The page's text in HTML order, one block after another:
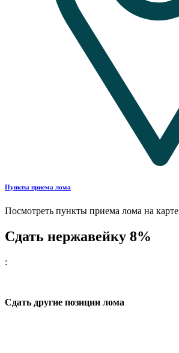
Пункты приема лома
Посмотреть пункты приема лома на карте
Сдать нержавейку 8%
:
Сдать другие позиции лома